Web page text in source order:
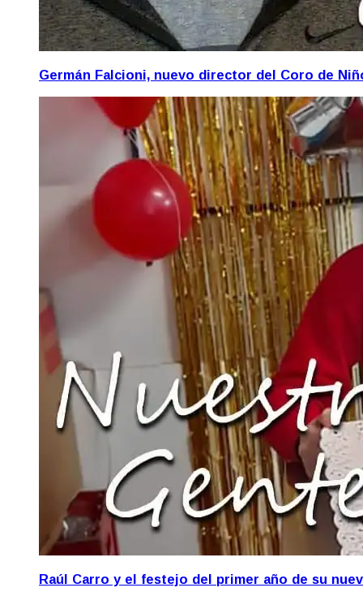
Germán Falcioni, nuevo director del Coro de
Raúl Carro y el festejo del primer año de su